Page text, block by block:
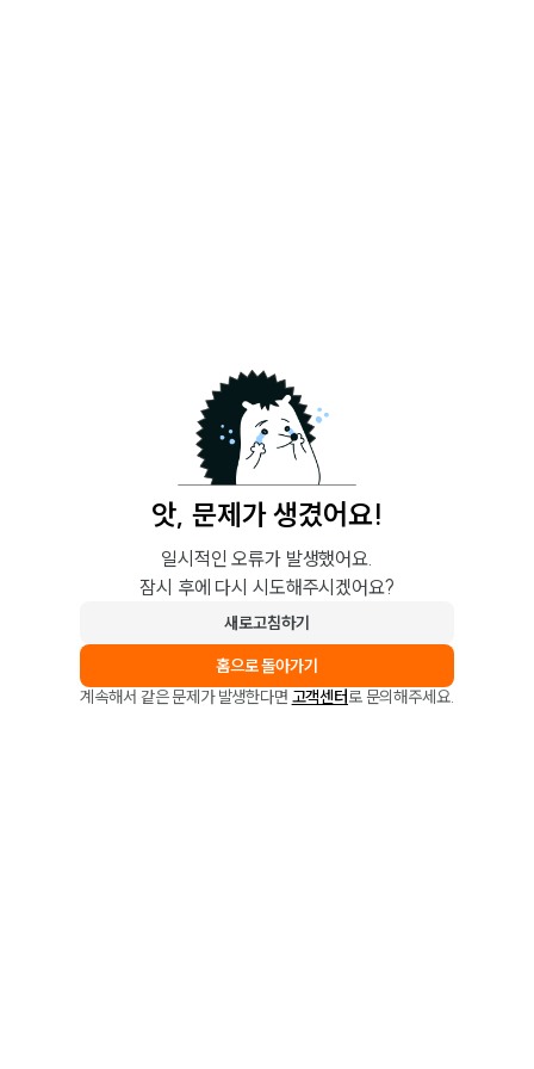
앗, 문제가 생겼어요!
일시적인 오류가 발생했어요.
잠시 후에 다시 시도해주시겠어요?
새로고침하기
홈으로 돌아가기
계속해서 같은 문제가 발생한다면 고객센터로 문의해주세요.